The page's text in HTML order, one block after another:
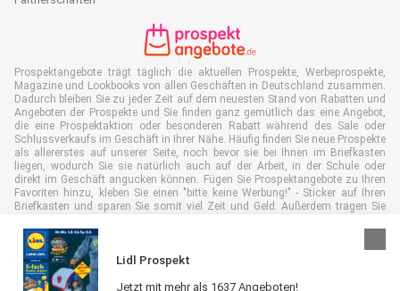
Lidl Prospekt
Jetzt mit mehr als 1637 Angeboten!
Prospektangebote trägt täglich die aktuellen Prospekte, Werbeprospekte,
Magazine und Lookbooks von allen Geschäften in Deutschland zusammen.
Dadurch bleiben Sie zu jeder Zeit auf dem neuesten Stand von Rabatten und
Angeboten der Prospekte und Sie finden ganz gemütlich das eine Angebot,
die eine Prospektaktion oder besonderen Rabatt während des Sale oder
Schlussverkaufs im Geschäft in Ihrer Nähe. Häufig finden Sie neue Prospekte
als allererstes auf unserer Seite, noch bevor sie bei Ihnen im Briefkasten
liegen, wodurch Sie sie natürlich auch auf der Arbeit, in der Schule oder
direkt im Geschäft angucken können. Fügen Sie Prospektangebote zu Ihren
Favoriten hinzu, kleben Sie einen "bitte keine Werbung!" - Sticker auf Ihren
Briefkasten und sparen Sie somit viel Zeit und Geld. Außerdem tragen Sie
ist.